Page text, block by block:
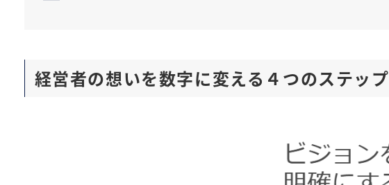
経営者の想いを数字に変える４つのステップ